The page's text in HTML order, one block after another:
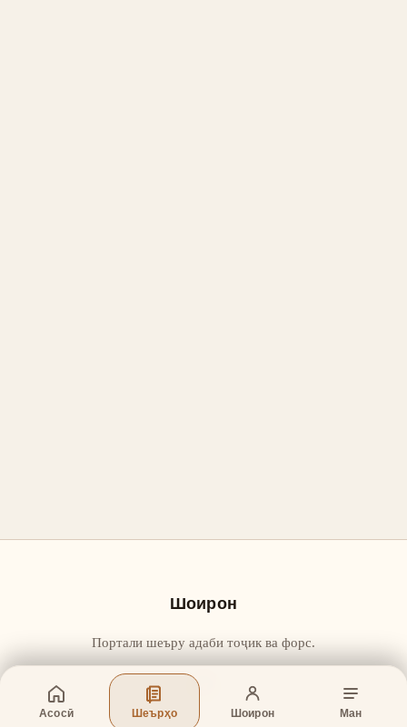
Асосӣ Шеърҳо Шоирон Ман
Шоирон
Портали шеъру адаби тоҷик ва форс.